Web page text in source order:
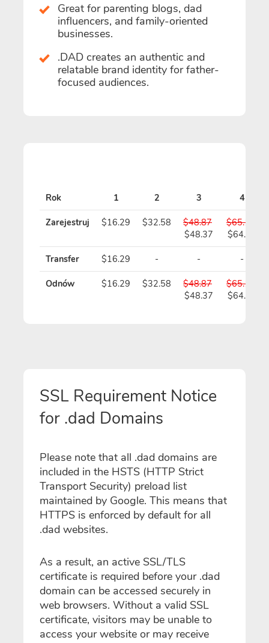
Great for parenting blogs, dad
influencers, and family-oriented
businesses.
.DAD creates an authentic and
relatable brand identity for father-
focused audiences.
Rok 1 2 3 4
Zarejestruj $16.29 $32.58
$48.87
$48.37
$65.16
$64.16
Transfer $16.29 - - -
Odnów $16.29 $32.58
$48.87
$48.37
$65.16
$64.16
SSL Requirement Notice
for .dad Domains
Please note that all .dad domains are
included in the HSTS (HTTP Strict
Transport Security) preload list
maintained by Google. This means that
HTTPS is enforced by default for all
.dad websites.
As a result, an active SSL/TLS
certificate is required before your .dad
domain can be accessed securely in
web browsers. Without a valid SSL
certificate, visitors may be unable to
access your website or may receive